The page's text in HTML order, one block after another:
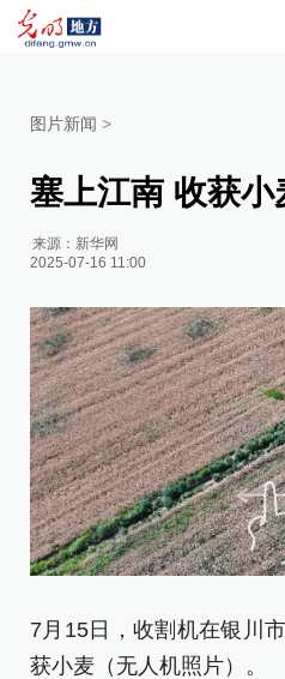
图片新闻 >
塞上江南 收获小
来源： 新华网
2025-07-16 11:00
7月15日，收割机在银川
获小麦（无人机照片）。